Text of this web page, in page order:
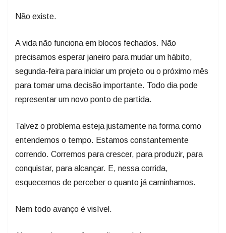
Não existe.
A vida não funciona em blocos fechados. Não
precisamos esperar janeiro para mudar um hábito,
segunda-feira para iniciar um projeto ou o próximo mês
para tomar uma decisão importante. Todo dia pode
representar um novo ponto de partida.
Talvez o problema esteja justamente na forma como
entendemos o tempo. Estamos constantemente
correndo. Corremos para crescer, para produzir, para
conquistar, para alcançar. E, nessa corrida,
esquecemos de perceber o quanto já caminhamos.
Nem todo avanço é visível.